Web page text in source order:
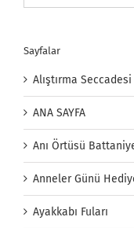
Sayfalar
Alıştırma Seccadesi
ANA SAYFA
Anı Örtüsü
Anneler Günü
Ayakkabı Fuları